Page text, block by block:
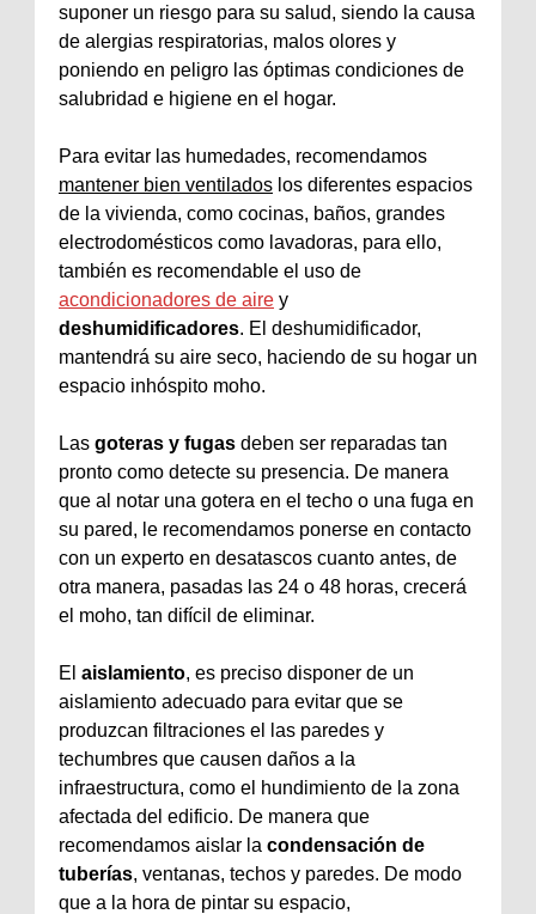
suponer un riesgo para su salud, siendo la causa
de alergias respiratorias, malos olores y
poniendo en peligro las óptimas condiciones de
salubridad e higiene en el hogar.
Para evitar las humedades, recomendamos
mantener bien ventilados los diferentes espacios
de la vivienda, como cocinas, baños, grandes
electrodomésticos como lavadoras, para ello,
también es recomendable el uso de
acondicionadores de aire y
deshumidificadores. El deshumidificador,
mantendrá su aire seco, haciendo de su hogar un
espacio inhóspito moho.
Las goteras y fugas deben ser reparadas tan
pronto como detecte su presencia. De manera
que al notar una gotera en el techo o una fuga en
su pared, le recomendamos ponerse en contacto
con un experto en desatascos cuanto antes, de
otra manera, pasadas las 24 o 48 horas, crecerá
el moho, tan difícil de eliminar.
El aislamiento, es preciso disponer de un
aislamiento adecuado para evitar que se
produzcan filtraciones el las paredes y
techumbres que causen daños a la
infraestructura, como el hundimiento de la zona
afectada del edificio. De manera que
recomendamos aislar la condensación de
tuberías, ventanas, techos y paredes. De modo
que a la hora de pintar su espacio,